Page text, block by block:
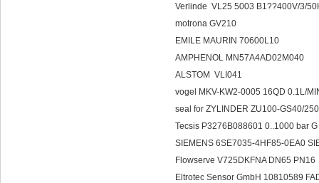
Verlinde VL25 5003 B1??400V/3/
motrona GV210
EMILE MAURIN 70600L10
AMPHENOL MN57A4AD02M040
ALSTOM VLI041
vogel MKV-KW2-0005 16QD 0.1L/
seal for ZYLINDER ZU100-GS40/
Tecsis P3276B088601 0..1000 bar
SIEMENS 6SE7035-4HF85-0EA0
Flowserve V725DKFNA DN65 PN16
Eltrotec Sensor GmbH 10810589